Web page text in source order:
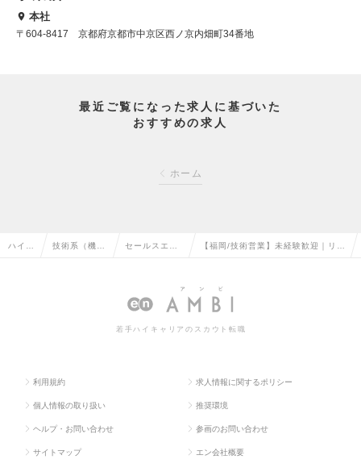
本社
〒604-8417 京都府京都市中京区西ノ京内畑町34番地
最近ご覧になった求人に基づいた
おすすめの求人
ホーム
ハイク 技術系（機 セールスエン
械・自動車）
【福岡/技術営業】未経験歓迎｜リサ
テレアポなし｜年休122日の求人情
若手ハイキャリアのスカウト転職
利用規約 求人情報に関するポリシー
個人情報の取り扱い 推奨環境
ヘルプ・お問い合わせ 参画のお問い合わせ
サイトマップ エン会社概要